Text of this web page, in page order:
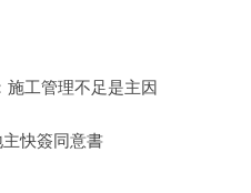
施工管理不足是主因
快簽同意書